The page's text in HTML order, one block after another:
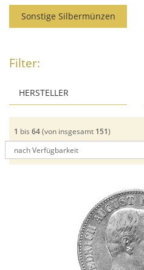
Sonstige Silbermünzen
Filter:
HERSTELLER
1 bis 64(von insgesamt 151)